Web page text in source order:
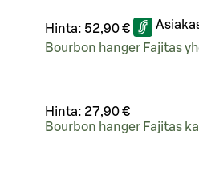
Hinta: 52,90 €
Bourbon hanger Fajitas
Hinta: 27,90 €
Bourbon hanger Fajitas